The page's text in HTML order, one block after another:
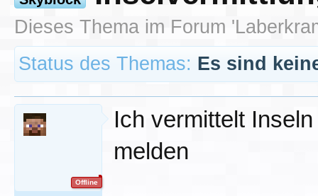
Dieses Thema im Forum '
Status des Themas: Es sind
Offline
Ich vermittelt
melden